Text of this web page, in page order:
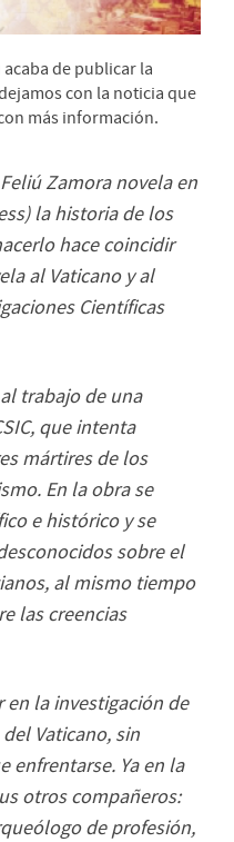
de publicar la
con la noticia que
más información.
Zamora novela en
la historia de los
hace coincidir
al Vaticano y al
Científicas
trabajo de una
que intenta
mártires de los
En la obra se
e histórico y se
sobre el
al mismo tiempo
las creencias
la investigación de
Vaticano, sin
enfrentarse. Ya en la
otros compañeros:
de profesión,